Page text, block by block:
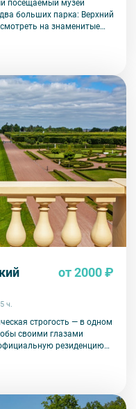
посещаемый музей
больших парка: Верхний
на знаменитые
от 2000 ₽
ч.
строгость — в одном
своими глазами
резиденцию